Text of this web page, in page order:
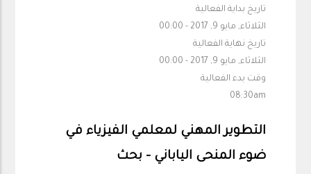
تاريخ بداية الفعالية
الثلاثاء, مايو 9, 2017 - 00:00
تاريخ نهاية الفعالية
الثلاثاء, مايو 9, 2017 - 00:00
وقت بدء الفعالية
08:30am
التطوير المهني لمعلمي الفيزياء في
ضوء المنحى الياباني – بحث